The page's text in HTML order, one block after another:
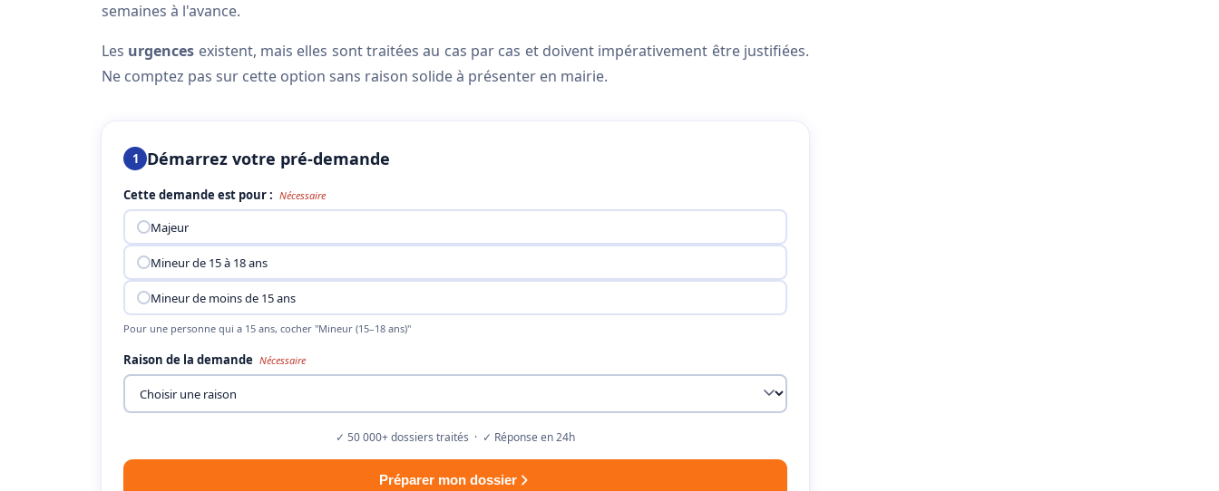
semaines à l'avance.
Les urgences existent, mais elles sont traitées au cas par cas et doivent impérativement être justifiées.
Ne comptez pas sur cette option sans raison solide à présenter en mairie.
1 Démarrez votre pré-demande
Cette demande est pour : Nécessaire
Majeur
Mineur de 15 à 18 ans
Mineur de moins de 15 ans
Pour une personne qui a 15 ans, cocher "Mineur (15–18 ans)"
Raison de la demande Nécessaire
✓ 50 000+ dossiers traités · ✓ Réponse en 24h
Préparer mon dossier